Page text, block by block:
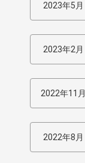
2023年5月
2023年2月
2022年11月
2022年8月